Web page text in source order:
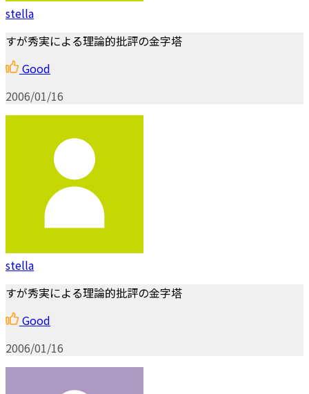
stella
すが秀実による理論的批評の金字塔
Good
2006/01/16
stella
すが秀実による理論的批評の金字塔
Good
2006/01/16